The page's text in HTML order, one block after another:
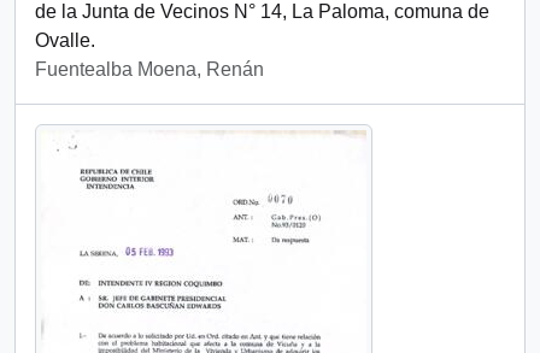
de la Junta de Vecinos N° 14, La Paloma, comuna de
Ovalle.
Fuentealba Moena, Renán